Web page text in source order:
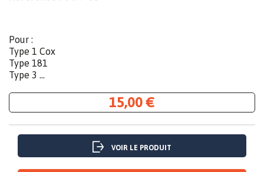
Pour :
Type 1 Cox
Type 181
Type 3 ...
15,00 €
VOIR LE PRODUIT